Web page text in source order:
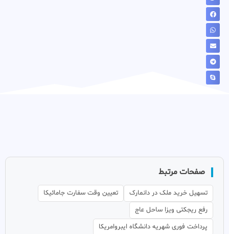
صفحات مرتبط
تسهیل خرید ملک در دانمارک
تعیین وقت سفارت جامائیکا
رفع ریجکتی ویزا ساحل عاج
پرداخت فوری شهریه دانشگاه ایبروامریکا